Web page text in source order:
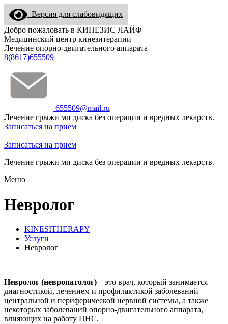
Версия для слабовидящих
Добро пожаловать в КИНЕЗИС ЛАЙФ
Медицинский центр кинезитерапии
Лечение опорно-двигательного аппарата
8(8617)655509
655509@mail.ru
Лечение грыжи мп диска без операции и вредных лекарств.
Записаться на прием
Записаться на прием
Лечение грыжи мп диска без операции и вредных лекарств.
Меню
Невролог
KINESITHERAPY
Услуги
Невролог
Невролог (невропатолог) – это врач, который занимается
диагностикой, лечением и профилактикой заболеваний
центральной и периферической нервной системы, а также
некоторых заболеваний опорно-двигательного аппарата,
влияющих на работу ЦНС.